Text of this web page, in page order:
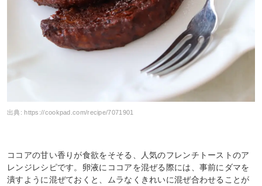
出典:https://cookpad.com/recipe/7071901
ココアの甘い香りが食欲をそそる、人気のフレンチトーストのア
レンジレシピです。卵液にココアを混ぜる際には、事前にダマを
潰すように混ぜておくと、ムラなくきれいに混ぜ合わせることが